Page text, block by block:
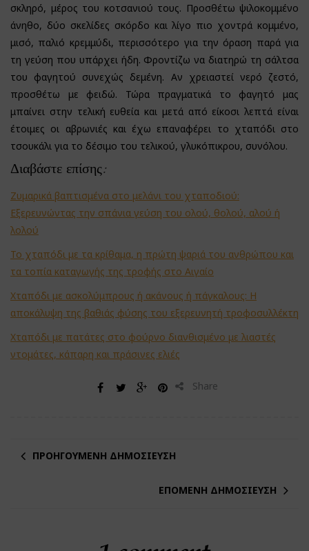
σκληρό, μέρος του κοτσανιού τους. Προσθέτω ψιλοκομμένο
άνηθο, δύο σκελίδες σκόρδο και λίγο πιο χοντρά κομμένο,
μισό, παλιό κρεμμύδι, περισσότερο για την όραση παρά για
τη γεύση που υπάρχει ήδη. Φροντίζω να διατηρώ τη σάλτσα
του φαγητού συνεχώς δεμένη. Αν χρειαστεί νερό ζεστό,
προσθέτω με φειδώ. Τώρα πραγματικά το φαγητό μας
μπαίνει στην τελική ευθεία και μετά από είκοσι λεπτά είναι
έτοιμες οι αβρωνιές και έχω επαναφέρει το χταπόδι στο
τσουκάλι για το δέσιμο του τελικού, γλυκόπικρου, συνόλου.
Διαβάστε επίσης:
Ζυμαρικά βαπτισμένα στο μελάνι του χταποδιού:
Εξερευνώντας την σπάνια γεύση του ολού, θολού, αλού ή
λολού
Το χταπόδι με τα κρίθαμα, η πρώτη ψαριά του ανθρώπου και
τα τοπία καταγωγής της τροφής στο Αιγαίο
Χταπόδι με ασκολύμπρους ή ακάνους ή πάγκαλους: Η
αποκάλυψη της βαθιάς φύσης του εξερευνητή τροφοσυλλέκτη
Χταπόδι με πατάτες στο φούρνο διανθισμένο με λιαστές
ντομάτες, κάπαρη και πράσινες ελιές
Share
ΠΡΟΗΓΟΎΜΕΝΗ ΔΗΜΟΣΊΕΥΣΗ
ΕΠΌΜΕΝΗ ΔΗΜΟΣΊΕΥΣΗ